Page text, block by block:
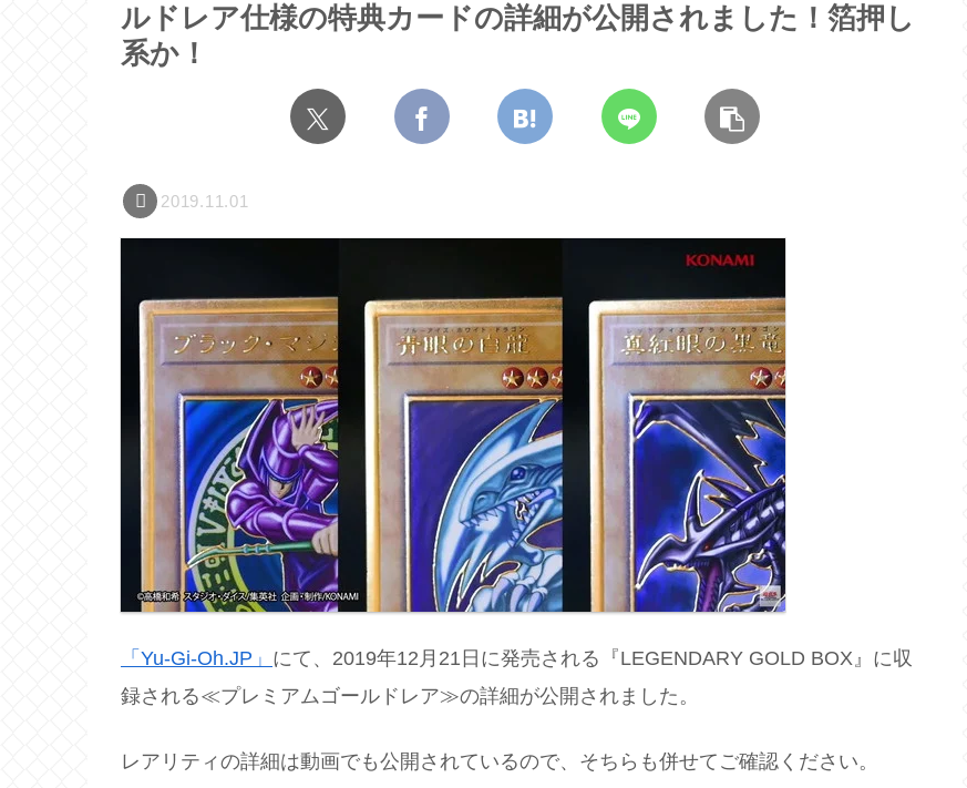
ルドレア仕様の特典カードの詳細が公開されました！箔押し
系か！
2019.11.01
「Yu-Gi-Oh.JP」 にて、2019年12月21日に発売される『LEGENDARY GOLD BOX』に収
録される≪プレミアムゴールドレア≫の詳細が公開されました。
レアリティの詳細は動画でも公開されているので、そちらも併せてご確認ください。